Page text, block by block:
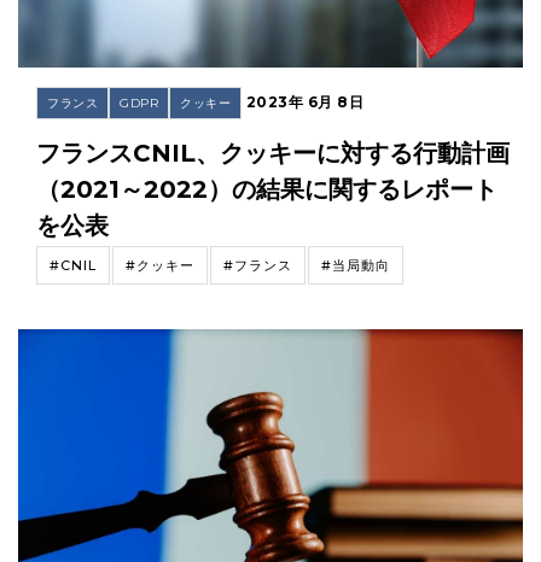
フランス GDPR クッキー 2023年 6月 8日
フランスCNIL、クッキーに対する行動計画
（2021～2022）の結果に関するレポート
を公表
#CNIL #クッキー #フランス #当局動向